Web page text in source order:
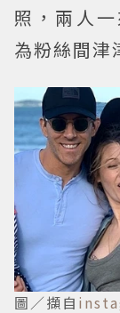
照，兩人
為粉絲間津
圖／擷自